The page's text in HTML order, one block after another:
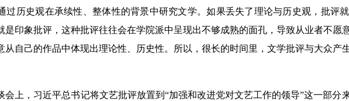
过历史观在承续性、整体性的背景中研究文学。如果丢失了理论与历史观，批评
是印象批评，这种批评往往会在学院派中呈现出不够成熟的面孔，导致从业者不愿
从自己的作品中体现出理论性、历史性。所以，很长的时间里，文学批评与大众产
会上，习近平总书记将文艺批评放置到“加强和改进党对文艺工作的领导”这一部分